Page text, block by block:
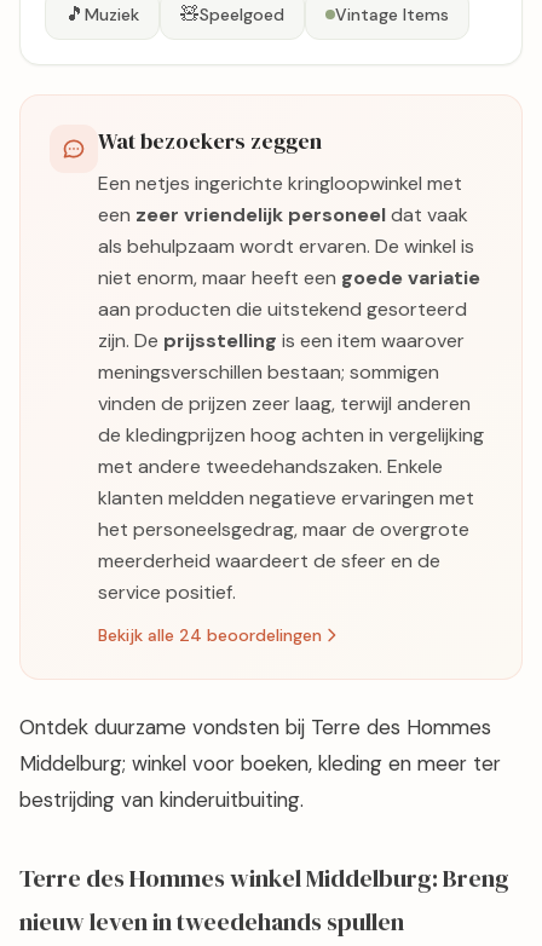
🎵 Muziek 🧸Speelgoed Vintage Items
Wat bezoekers zeggen
Een netjes ingerichte kringloopwinkel met
een zeer vriendelijk personeeldat vaak
als behulpzaam wordt ervaren. De winkel is
niet enorm, maar heeft een goede variatie
aan producten die uitstekend gesorteerd
zijn. De prijsstelling is een item waarover
meningsverschillen bestaan; sommigen
vinden de prijzen zeer laag, terwijl anderen
de kledingprijzen hoog achten in vergelijking
met andere tweedehandszaken. Enkele
klanten meldden negatieve ervaringen met
het personeelsgedrag, maar de overgrote
meerderheid waardeert de sfeer en de
service positief.
Bekijk alle 24 beoordelingen
Ontdek duurzame vondsten bij Terre des Hommes
Middelburg; winkel voor boeken, kleding en meer ter
bestrijding van kinderuitbuiting.
Terre des Hommes winkel Middelburg: Breng
nieuw leven in tweedehands spullen